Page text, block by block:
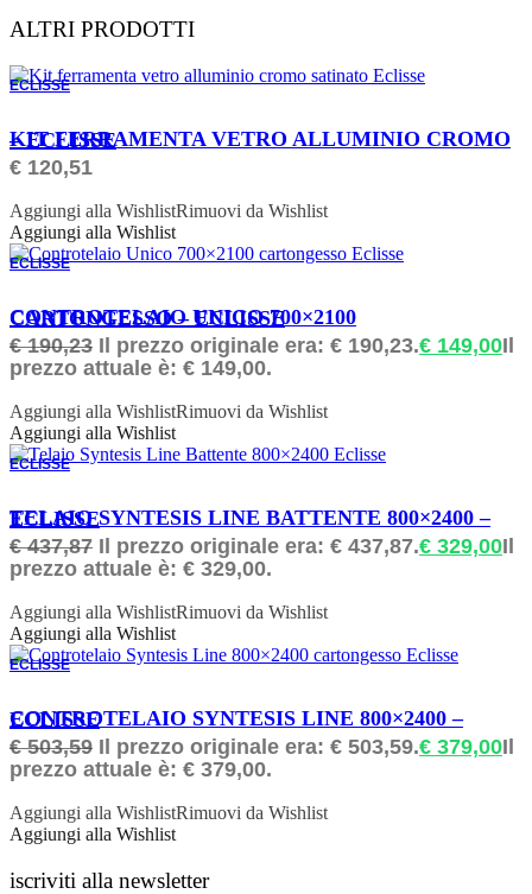
ALTRI PRODOTTI
ECLISSE
ORDINABILE
KIT FERRAMENTA VETRO ALLUMINIO CROMO – ECLISSE
€ 120,51
Aggiungi alla WishlistRimuovi da Wishlist
Aggiungi alla Wishlist
ECLISSE
ORDINABILE
CONTROTELAIO UNICO 700×2100 CARTONGESSO – ECLISSE
€190,23 Il prezzo originale era: € 190,23.€ 149,00Il
prezzo attuale è: € 149,00.
Aggiungi alla WishlistRimuovi da Wishlist
Aggiungi alla Wishlist
ECLISSE
ORDINABILE
TELAIO SYNTESIS LINE BATTENTE 800×2400 – ECLISSE
€437,87 Il prezzo originale era: € 437,87.€ 329,00Il
prezzo attuale è: € 329,00.
Aggiungi alla WishlistRimuovi da Wishlist
Aggiungi alla Wishlist
ECLISSE
ORDINABILE
CONTROTELAIO SYNTESIS LINE 800×2400 – ECLISSE
€503,59 Il prezzo originale era: € 503,59.€ 379,00Il
prezzo attuale è: € 379,00.
Aggiungi alla WishlistRimuovi da Wishlist
Aggiungi alla Wishlist
iscriviti alla newsletter